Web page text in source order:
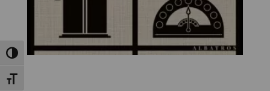
Toggle High Contrast
Toggle Font size